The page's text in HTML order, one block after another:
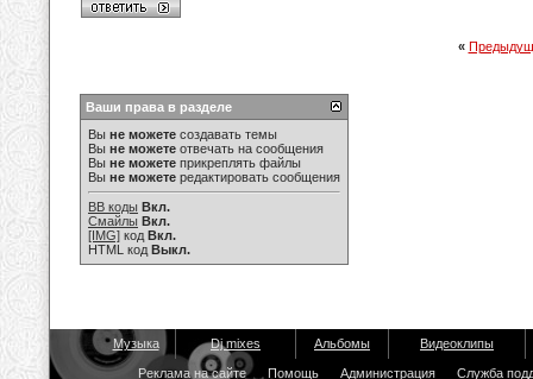
«
Ваши права в разделе
Вы не можете создавать темы
Вы не можете отвечать на сообщения
Вы не можете прикреплять файлы
Вы не можете редактировать сообщения
BB коды Вкл.
Смайлы Вкл.
[IMG] код Вкл.
HTML код Выкл.
Музыка Dj mixes Альбомы Видеоклипы
Реклама на сайте Помощь Администрация Служба